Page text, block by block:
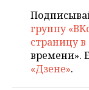
группу
страницу
времени».
«Дзене».